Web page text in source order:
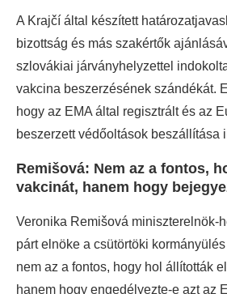
A Krajčí által készített
bizottság és más szakértők
szlovákiai járványhelyzettel
vakcina beszerzésének szándékát.
hogy az EMA által regisztrált és az
beszerzett védőoltások beszállítása
Remišová: Nem az a fontos,
vakcinát, hanem hogy
Veronika Remišová miniszterelnök-
párt elnöke a csütörtöki
nem az a fontos, hogy hol állították
hanem hogy engedélyezte-e azt az